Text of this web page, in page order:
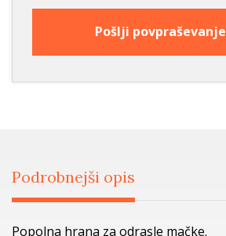
Pošlji povpraševanje
Podrobnejši opis
Popolna hrana za odrasle mačke.